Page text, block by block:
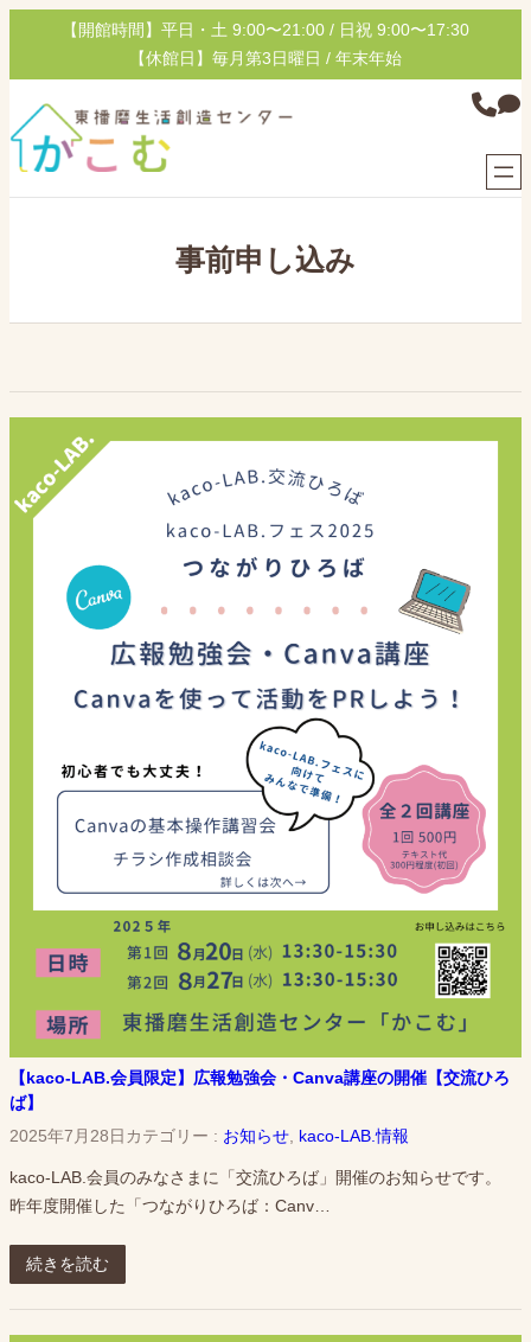
を
キ
ッ
プ
【開館時間】平日・土 9:00〜21:00 / 日祝 9:00〜17:30
【休館日】毎月第3日曜日 / 年末年始
グ
プ
事前申し込み
【kaco-LAB.会員限定】広報勉強会・Canva講座の開催【交流ひろ
ば】
2025年7月28日 カテゴリー : お知らせ, kaco-LAB.情報
kaco-LAB.会員のみなさまに「交流ひろば」開催のお知らせです。
昨年度開催した「つながりひろば：Canv…
続きを読む